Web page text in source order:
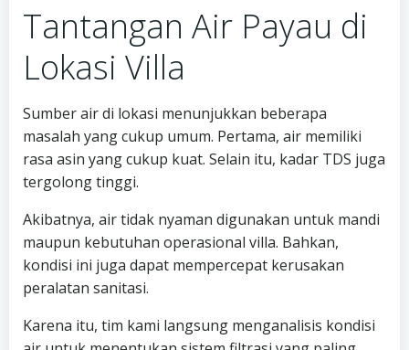
Tantangan Air Payau di
Lokasi Villa
Sumber air di lokasi menunjukkan beberapa
masalah yang cukup umum. Pertama, air memiliki
rasa asin yang cukup kuat. Selain itu, kadar TDS juga
tergolong tinggi.
Akibatnya, air tidak nyaman digunakan untuk mandi
maupun kebutuhan operasional villa. Bahkan,
kondisi ini juga dapat mempercepat kerusakan
peralatan sanitasi.
Karena itu, tim kami langsung menganalisis kondisi